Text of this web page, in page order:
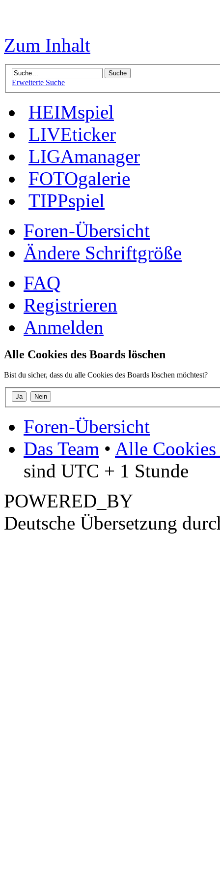
Zum Inhalt
Erweiterte Suche
HEIMspiel
LIVEticker
LIGAmanager
FOTOgalerie
TIPPspiel
Foren-Übersicht
Ändere Schriftgröße
FAQ
Registrieren
Anmelden
Alle Cookies des Boards löschen
Bist du sicher, dass du alle Cookies des Boards löschen möchtest?
Foren-Übersicht
Das Team • Alle Cookies
sind UTC + 1 Stunde
POWERED_BY
Deutsche Übersetzung